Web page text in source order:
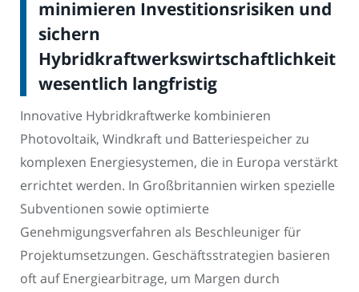
minimieren Investitionsrisiken und
sichern
Hybridkraftwerkswirtschaftlichkeit
wesentlich langfristig
Innovative Hybridkraftwerke kombinieren
Photovoltaik, Windkraft und Batteriespeicher zu
komplexen Energiesystemen, die in Europa verstärkt
errichtet werden. In Großbritannien wirken spezielle
Subventionen sowie optimierte
Genehmigungsverfahren als Beschleuniger für
Projektumsetzungen. Geschäftsstrategien basieren
oft auf Energiearbitrage, um Margen durch